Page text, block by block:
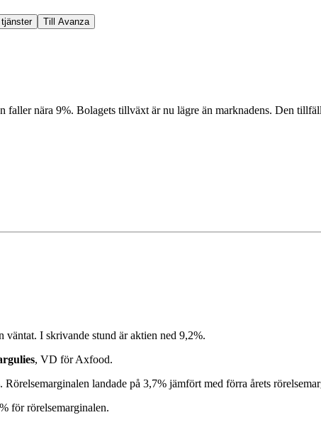
Till Avanza
nära 9%. Bolagets tillväxt är nu lägre än marknadens. Den
väntat. I skrivande stund är aktien ned 9,2%.
, VD för Axfood.
landade på 3,7% jämfört med förra årets
för rörelsemarginalen.